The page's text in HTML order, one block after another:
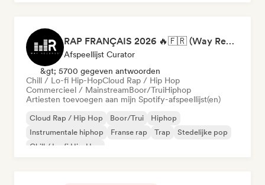
RAP FRANÇAIS 2026 🔥🇫🇷 (Way Records)
Afspeellijst Curator
&gt; 5700 gegeven antwoorden
Chill / Lo-fi Hip-HopCloud Rap / Hip Hop
Commercieel / MainstreamBoor/TruiHiphop
Artiesten toevoegen aan mijn Spotify-afspeellijst(en)
Cloud Rap / Hip Hop Boor/Trui
Hiphop
Instrumentale hiphop
Franse rap Trap
Stedelijke pop
Chill / Lo-fi Hip-Hop